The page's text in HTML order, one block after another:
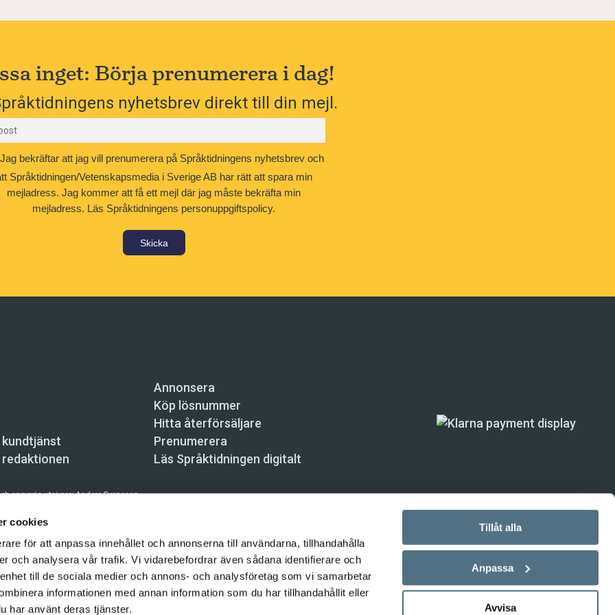
cookies
för att anpassa innehållet och annonserna till användarna, tillhandahålla
och analysera vår trafik. Vi vidarebefordrar även sådana identifierare och
till de sociala medier och annons- och analysföretag som vi samarbetar
informationen med annan information som du har tillhandahållit eller
har använt deras tjänster.
Tillåt alla
Anpassa
Avvisa
inget: Börja prenumerera i dag!
nyhetsbrev direkt till din mejl.
Jag bekräftar att jag vill prenumerera på Språktidningens nyhetsbrev och
Språktidningen/Vetenskapsmedia i Sverige AB har rätt att spara min
mejladress. Jag kommer att få ett mejl där jag måste bekräfta min
mejladress. Läs Språktidningens personuppgiftspolicy.
Skicka
Annonsera
Köp lösnummer
Hitta återförsäljare
Prenumerera
Läs Språktidningen digitalt
ansvarig utgivare:Anders Svensson
Skeppsbron 34, 111 30 Stockholm,
prenumeration: 08-121 062 34 (vardagar 8–17),kundtjanst@spraktidningen.se
automatiska tjänster och maskinläsbara metoder (robotar, spiders, indexering och liknande) är inte
på denna webbplats är upphovsrättsligt skyddat.